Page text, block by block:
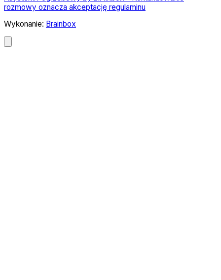
rozmowy oznacza akceptację regulaminu
Wykonanie: Brainbox